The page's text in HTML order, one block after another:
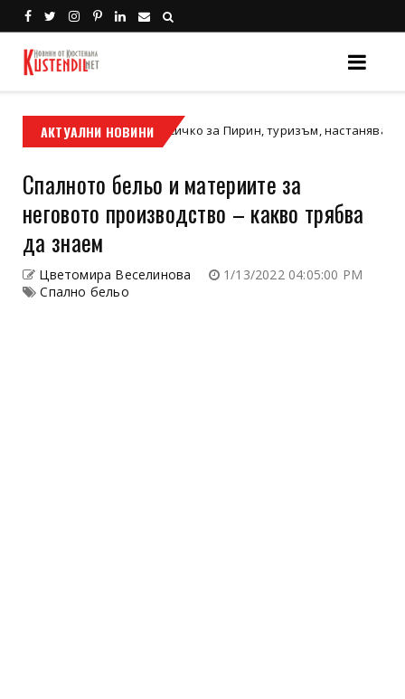
АКТУАЛНИ НОВИНИ
Pirin.biz - всичко за Пирин, туризъм, настаняване и ценна
Спалното бельо и материите за
неговото производство – какво трябва
да знаем
Цветомира Веселинова
1/13/2022 04:05:00 PM
Спално бельо